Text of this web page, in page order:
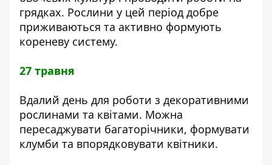
грядках. Рослини у цей період добре
приживаються та активно формують
кореневу систему.
27 травня
Вдалий день для роботи з декоративними
рослинами та квітами. Можна
пересаджувати багаторічники, формувати
клумби та впорядковувати квітники.